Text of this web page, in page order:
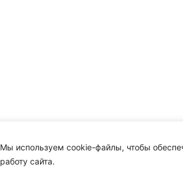
Мы используем cookie-файлы, чтобы
работу сайта.